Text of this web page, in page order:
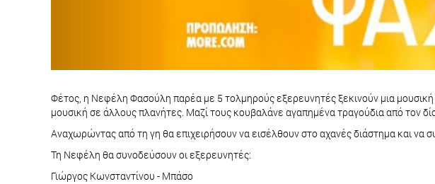
Φέτος, η Νεφέλη Φασούλη παρέα με 5 τολμηρούς εξερευνητές ξεκινούν μια
μουσική σε άλλους πλανήτες. Μαζί τους κουβαλάνε αγαπημένα τραγούδια από τον
Αναχωρώντας από τη γη θα επιχειρήσουν να εισέλθουν στο αχανές διάστημα και
Τη Νεφέλη θα συνοδεύσουν οι εξερευνητές:
Γιώργος Κωνσταντίνου - Μπάσο